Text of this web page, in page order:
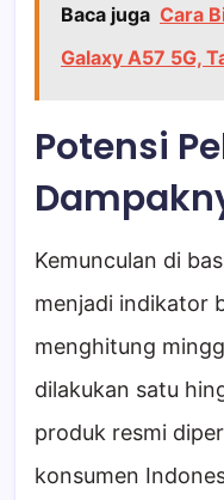
Baca juga Cara
Galaxy A57 5G,
Potensi
Kemunculan di
menjadi indikator
menghitung
dilakukan satu
produk resmi
konsumen